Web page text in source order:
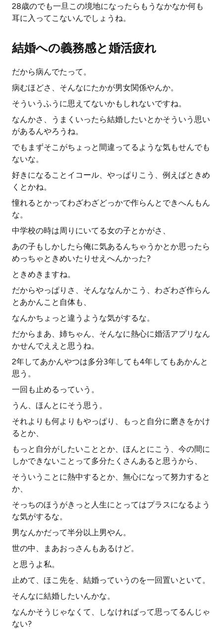
28歳のでも一旦この境地になったらもうなかなか何も
耳に入ってこないんでしょうね。
結婚への義務感と婚活疲れ
だから病んでたって。
病むほどさ、そんなにたかが男女関係やんか。
そういうふうに思えてないかもしれないですね。
なんかさ、うまくいったら結婚したいとかそういう思い
があるんやろうね。
でもまずそこがちょっと間違ってるような気もせんでも
ないな。
好きになることイコール、やっぱりこう、例えばときめ
くとかね。
憧れるとかってわざわざどっかで作らんとできへんもん
な。
中学校の時は周りにいてる女の子とかがさ、
あの子もしかしたら俺に気あるんちゃうかとか思ったら
めっちゃときめいたりせえへんかった?
ときめきますね。
だからやっぱりさ、そんななんかこう、わざわざ作らん
とあかんこと自体も、
なんかちょっと違うような気がするな。
だからまあ、姉ちゃん、そんなに熱心に婚活アプリなん
かせんでええと思うね。
2年してあかんやつは多分3年しても4年してもあかんと
思う。
一回も止めるっていう。
うん、ほんとにそう思う。
それよりも何よりもやっぱり、もっと自分に磨きをかけ
るとか、
もっと自分がしたいこととか、ほんとにこう、今の間に
しかできないことって多分たくさんあると思うから、
そういうことに熱中するとか、無心になって努力すると
か、
そっちのほうがきっと人生にとってはプラスになるよう
な気がするな。
男なんかだって半分以上男やん。
世の中、まあおっさんもあるけど。
と思うよ私。
止めて、ほこ先を、結婚っていうのを一回置いといて。
そんなに結婚したいんかな。
なんかそうじゃなくて、しなければって思ってるんじゃ
ない?